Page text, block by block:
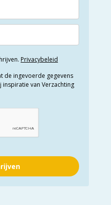
Privacybeleid
de ingevoerde gegevens
van Verzachting